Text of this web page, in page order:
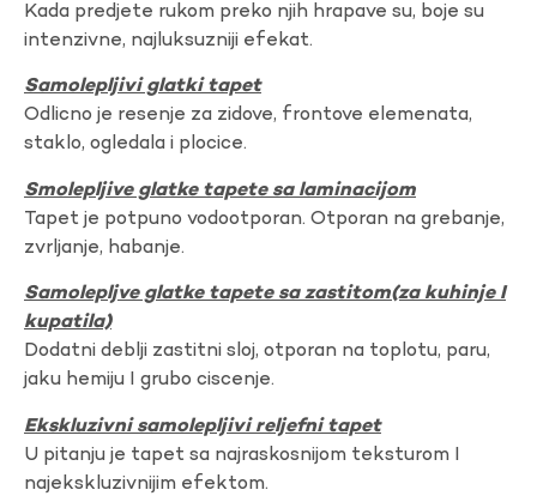
Kada predjete rukom preko njih hrapave su, boje su
intenzivne, najluksuzniji efekat.
Samolepljivi glatki tapet
Odlicno je resenje za zidove, frontove elemenata,
staklo, ogledala i plocice.
Smolepljive glatke tapete sa laminacijom
Tapet je potpuno vodootporan. Otporan na grebanje,
zvrljanje, habanje.
Samolepljve glatke tapete sa zastitom(za kuhinje I
kupatila)
Dodatni deblji zastitni sloj, otporan na toplotu, paru,
jaku hemiju I grubo ciscenje.
Ekskluzivni samolepljivi reljefni tapet
U pitanju je tapet sa najraskosnijom teksturom I
najekskluzivnijim efektom.